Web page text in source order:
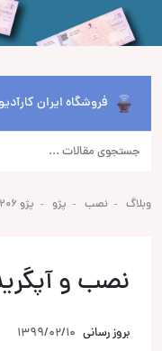
فروشگاه ایران کارآدیو
وبلاگ نصب پژو پژو 206
نصب و
بروز رسانی 1399/02/10